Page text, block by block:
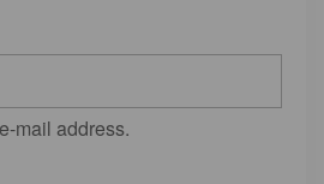
mail address.